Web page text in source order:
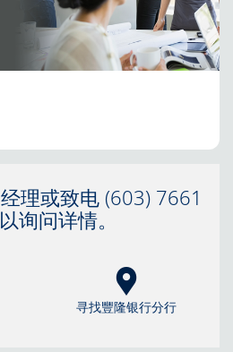
理或致电 (603) 7661
询问详情。
寻找豐隆银行分行